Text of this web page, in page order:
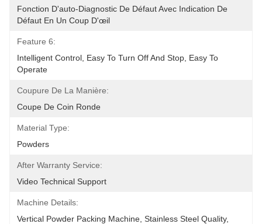
Fonction D'auto-Diagnostic De Défaut Avec Indication De
Défaut En Un Coup D'œil
Feature 6:
Intelligent Control, Easy To Turn Off And Stop, Easy To
Operate
Coupure De La Manière:
Coupe De Coin Ronde
Material Type:
Powders
After Warranty Service:
Video Technical Support
Machine Details:
Vertical Powder Packing Machine, Stainless Steel Quality,